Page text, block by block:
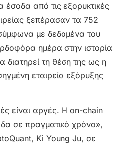
έσοδα από τις εξορυκτικές
ξεπέρασαν τα 752
με δεδομένα του
ημέρα στην ιστορία
διατηρεί τη θέση της ως η
εταιρεία εξόρυξης
είναι αργές. Η on-chain
σε πραγματικό χρόνο»,
Ki Young Ju, σε